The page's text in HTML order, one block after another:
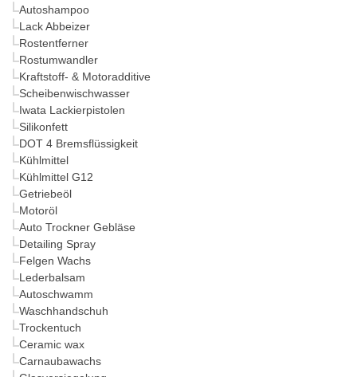
Autoshampoo
Lack Abbeizer
Rostentferner
Rostumwandler
Kraftstoff- & Motoradditive
Scheibenwischwasser
Iwata Lackierpistolen
Silikonfett
DOT 4 Bremsflüssigkeit
Kühlmittel
Kühlmittel G12
Getriebeöl
Motoröl
Auto Trockner Gebläse
Detailing Spray
Felgen Wachs
Lederbalsam
Autoschwamm
Waschhandschuh
Trockentuch
Ceramic wax
Carnaubawachs